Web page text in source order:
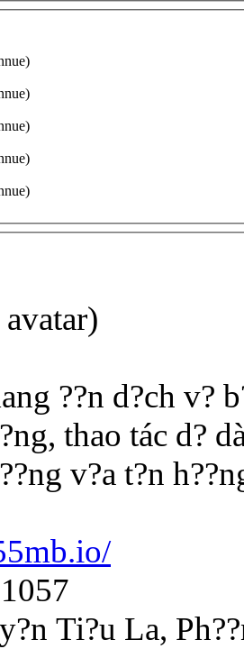
??n d?ch v?
thao tác d?
v?a t?n
Ti?u La,